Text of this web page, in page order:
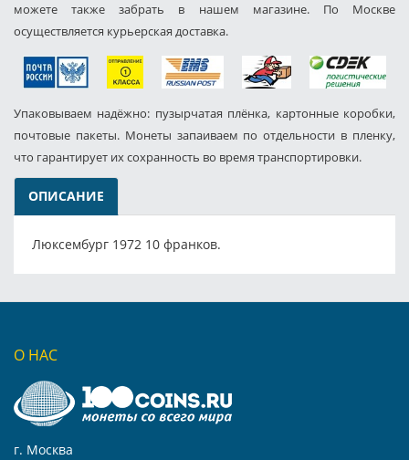
можете также забрать в нашем магазине. По Москве
осуществляется курьерская доставка.
Упаковываем надёжно: пузырчатая плёнка, картонные коробки,
почтовые пакеты. Монеты запаиваем по отдельности в пленку,
что гарантирует их сохранность во время транспортировки.
ОПИСАНИЕ
Люксембург 1972 10 франков.
О НАС
г. Москва